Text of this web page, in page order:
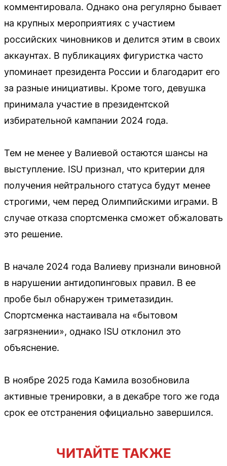
комментировала. Однако она регулярно бывает
на крупных мероприятиях с участием
российских чиновников и делится этим в своих
аккаунтах. В публикациях фигуристка часто
упоминает президента России и благодарит его
за разные инициативы. Кроме того, девушка
принимала участие в президентской
избирательной кампании 2024 года.
Тем не менее у Валиевой остаются шансы на
выступление. ISU признал, что критерии для
получения нейтрального статуса будут менее
строгими, чем перед Олимпийскими играми. В
случае отказа спортсменка сможет обжаловать
это решение.
В начале 2024 года Валиеву признали виновной
в нарушении антидопинговых правил. В ее
пробе был обнаружен триметазидин.
Спортсменка настаивала на «бытовом
загрязнении», однако ISU отклонил это
объяснение.
В ноябре 2025 года Камила возобновила
активные тренировки, а в декабре того же года
срок ее отстранения официально завершился.
ЧИТАЙТЕ ТАКЖЕ